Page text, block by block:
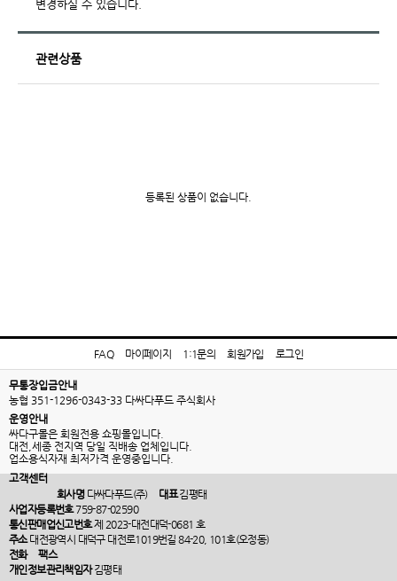
변경하실 수 있습니다.
관련상품
등록된 상품이 없습니다.
FAQ 마이페이지 1:1문의 회원가입 로그인
무통장입금안내
농협 351-1296-0343-33 다싸다푸드 주식회사
운영안내
싸다구몰은 회원전용 쇼핑몰입니다.
대전,세종 전지역 당일 직배송 업체입니다.
업소용식자재 최저가격 운영중입니다.
고객센터
회사명다싸다푸드(주) 대표김평태
사업자등록번호759-87-02590
통신판매업신고번호제 2023-대전대덕-0681 호
주소대전광역시 대덕구 대전로1019번길 84-20, 101호(오정동)
전화
팩스
개인정보관리책임자김평태